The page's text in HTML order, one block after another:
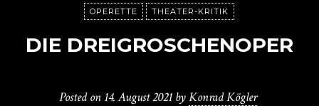
OPERETTE THEATER-KRITIK
DIE DREIGROSCHENOPER
Posted on 14. August 2021 byKonrad Kögler